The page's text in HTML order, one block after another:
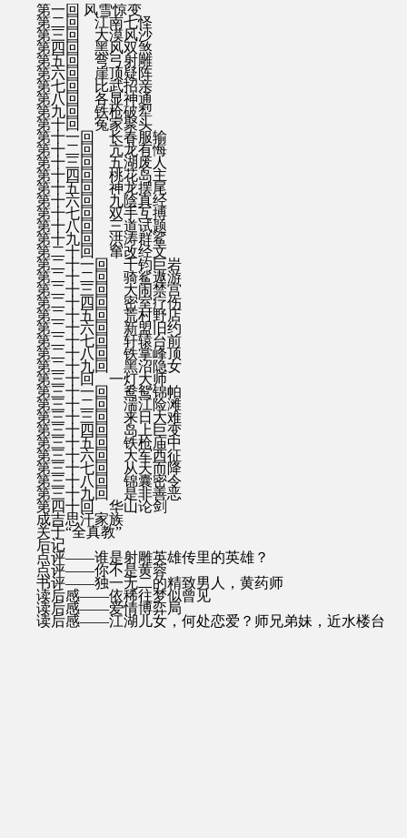
第一回 风雪惊变
第二回 江南七怪
第三回 大漠风沙
第四回 黑风双煞
第五回 弯弓射雕
第六回 崖顶疑阵
第七回 比武招亲
第八回 各显神通
第九回 铁枪破犁
第十回 冤家聚头
第十一回 长春服输
第十二回 亢龙有悔
第十三回 五湖废人
第十四回 桃花岛主
第十五回 神龙摆尾
第十六回 九陰真经
第十七回 双手互搏
第十八回 三道试题
第十九回 洪涛群鲨
第二十回 窜改经文
第二十一回 千钧巨岩
第二十二回 骑鲨遨游
第二十三回 大闹禁宫
第二十四回 密室疗伤
第二十五回 荒村野店
第二十六回 新盟旧约
第二十七回 轩辕台前
第二十八回 铁掌峰顶
第二十九回 黑沼隐女
第三十回 一灯大师
第三十一回 鸯鸳锦帕
第三十二回 湍江险滩
第三十三回 来日大难
第三十四回 岛上巨变
第三十五回 铁枪庙中
第三十六回 大军西征
第三十七回 从天而降
第三十八回 锦囊密令
第三十九回 是非善恶
第四十回 华山论剑
成吉思汗家族
关于“全真教”
后记
点评——谁是射雕英雄传里的英雄？
点评——你不是黄蓉
书评——独一无二的精致男人，黄药师
读后感——依稀往梦似曾见
读后感——爱情博弈局
读后感——江湖儿女，何处恋爱？师兄弟妹，近水楼台